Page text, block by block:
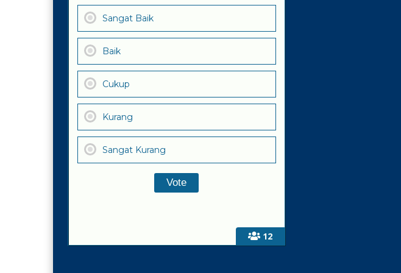
12
Sangat Baik
Baik
Cukup
Kurang
Sangat Kurang